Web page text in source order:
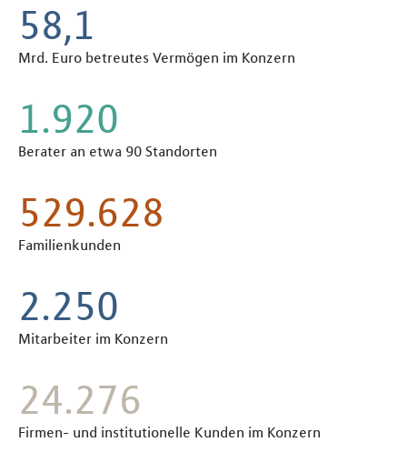
65,2
Mrd. Euro betreutes Vermögen im Konzern
2.160
Berater an etwa 90 Standorten
597.100
Familienkunden
2.539
Mitarbeiter im Konzern
27.400
Firmen- und institutionelle Kunden im Konzern